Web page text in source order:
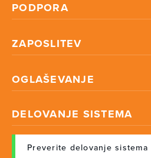
PODPORA
ZAPOSLITEV
OGLAŠEVANJE
DELOVANJE SISTEMA
Preverite delovanje sistema